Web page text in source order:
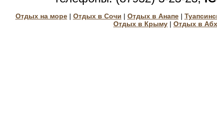
Отдых на море| Отдых в Сочи | Отдых в Анапе|
Отдых в Крыму | Отдых в